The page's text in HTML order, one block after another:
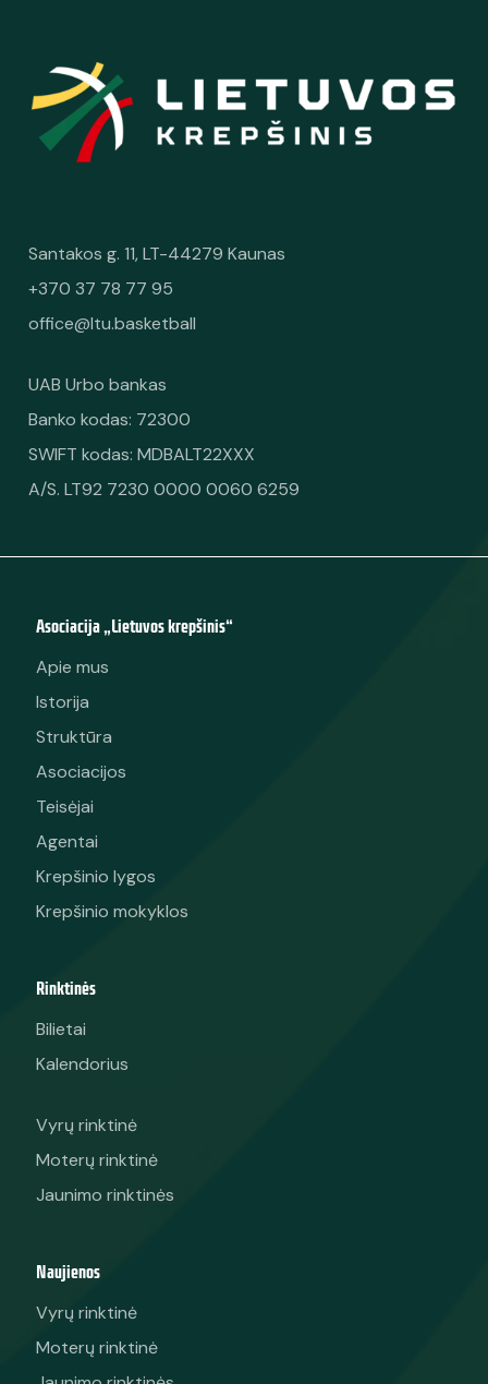
Santakos g. 11, LT-44279 Kaunas
+370 37 78 77 95
office@ltu.basketball
UAB Urbo bankas
Banko kodas: 72300
SWIFT kodas: MDBALT22XXX
A/S. LT92 7230 0000 0060 6259
Asociacija „Lietuvos krepšinis“
Apie mus
Istorija
Struktūra
Asociacijos
Teisėjai
Agentai
Krepšinio lygos
Krepšinio mokyklos
Rinktinės
Bilietai
Kalendorius
Vyrų rinktinė
Moterų rinktinė
Jaunimo rinktinės
Naujienos
Vyrų rinktinė
Moterų rinktinė